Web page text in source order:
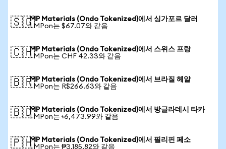
🇸🇬MP Materials (Ondo Tokenized)에서 싱가포르 달러
1 MPon는 $67.07와 같음
🇨🇭MP Materials (Ondo Tokenized)에서 스위스 프랑
1 MPon는 CHF 42.33와 같음
🇧🇷MP Materials (Ondo Tokenized)에서 브라질 헤알
1 MPon는 R$266.63와 같음
🇧🇩MP Materials (Ondo Tokenized)에서 방글라데시 타카
1 MPon는 ৳6,473.99와 같음
🇵🇭MP Materials (Ondo Tokenized)에서 필리핀 페소
1 MPon는 ₱3,185.82와 같음